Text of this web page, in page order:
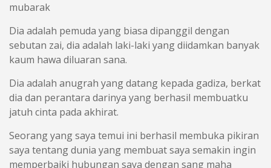
mubarak
Dia adalah pemuda yang biasa dipanggil dengan
sebutan zai, dia adalah laki-laki yang diidamkan banyak
kaum hawa diluaran sana.
Dia adalah anugrah yang datang kepada gadiza, berkat
dia dan perantara darinya yang berhasil membuatku
jatuh cinta pada akhirat.
Seorang yang saya temui ini berhasil membuka pikiran
saya tentang dunia yang membuat saya semakin ingin
memperbaiki hubungan saya dengan sang maha